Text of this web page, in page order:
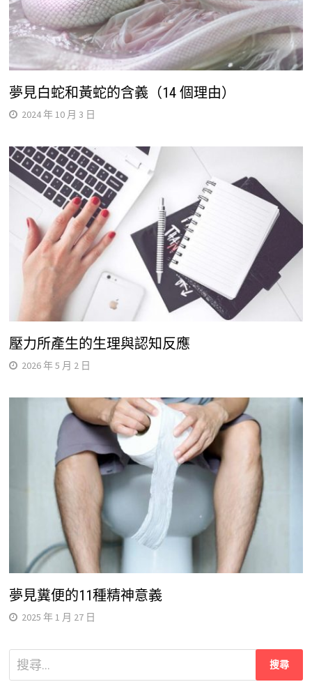
夢見白蛇和黃蛇的含義（14 個理由）
2024 年 10 月 3 日
壓力所產生的生理與認知反應
2026 年 5 月 2 日
夢見糞便的11種精神意義
2025 年 1 月 27 日
搜
尋